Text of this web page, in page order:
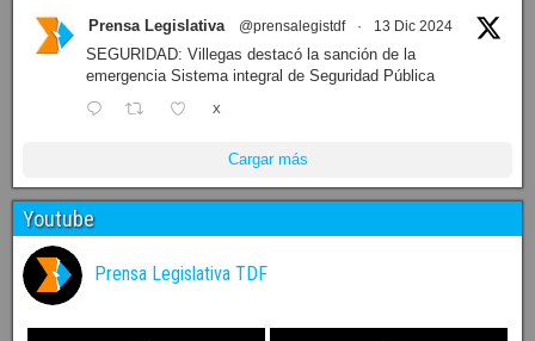
Prensa Legislativa @prensalegistdf · 13 Dic 2024
SEGURIDAD: Villegas destacó la sanción de la
emergencia Sistema integral de Seguridad Pública
X
Cargar más
Youtube
Prensa Legislativa TDF